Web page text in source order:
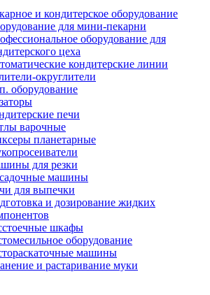
и кондитерское оборудование
для мини-пекарни
оборудование для
цеха
кондитерские линии
округлители
оборудование
печи
варочные
планетарные
для резки
машины
для выпечки
и дозирование жидких
шкафы
оборудование
машины
и растаривание муки